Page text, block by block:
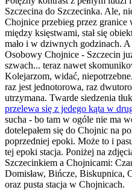
Szczecina do Szczecinka. Ale,
Chojnice przebieg przez
między księstwami, stał się
mało i w dziwnych godzinach.
Osobowy Chojnice - Szczecin
szwach... teraz nawet
Kolejarzom, widać,
raz jest jednotorowa, raz
utrzymana. Twarde siedzenia
przelewa się z jedego kąta w
sucha - bo tam w ogóle nie ma
dotelepałem się do Chojnic na
poprzedniej epoki. Może to i
tej epoki stacja. Poniżej na
Szczecinkiem a Chojnicami:
Domisław, Bińcze, Biskupnica,
oraz pusta stacja w Chojnicach.